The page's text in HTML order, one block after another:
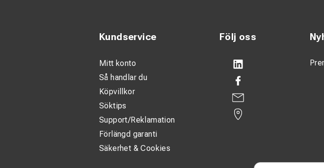
Tack vare sin robusta design klarar laddaren
Med fokus på säkerhet och effektivitet är detta
system och behöver en pålitlig laddningslösning.
Tekniska specifikationer
Typ: Batteriladdare
Följ oss
Kundservice
Mitt konto
Så handlar du
Köpvillkor
Söktips
Support/Reklamation
Förlängd garanti
Säkerhet & Cookies